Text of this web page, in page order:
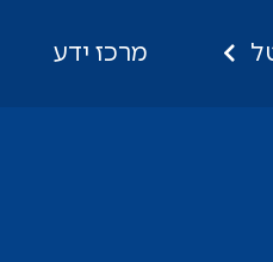
מרכז ידע